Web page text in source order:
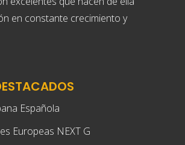
en constante crecimiento y
Española
Europeas NEXT G